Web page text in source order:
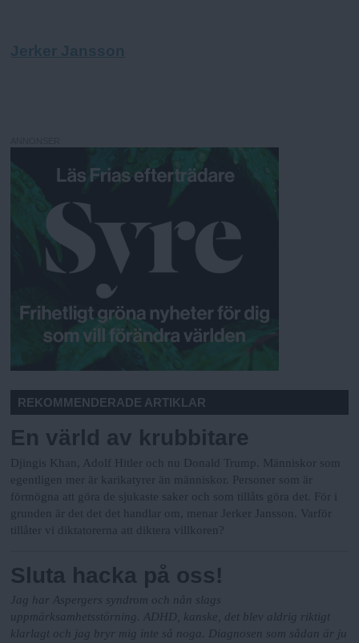
Jerker Jansson
REKOMMENDERADE ARTIKLAR
En värld av krubbitare
Djingis Khan, Adolf Hitler och nu Donald Trump. Människor som
egentligen mer är karikatyrer än människor. Personer som är
förmögna att göra de sjukaste saker och som tillåts göra det. För i
grunden är det det det handlar om, menar Jerker Jansson. Varför
tillåter vi diktatorerna att diktera villkoren?
Sluta hacka på oss!
Jag har Aspergers syndrom och nån slags
uppmärksamhetsstörning. ADHD, kanske, det blev aldrig riktigt
klarlagt och jag bryr mig inte så noga. Diagnosen som sådan är ju